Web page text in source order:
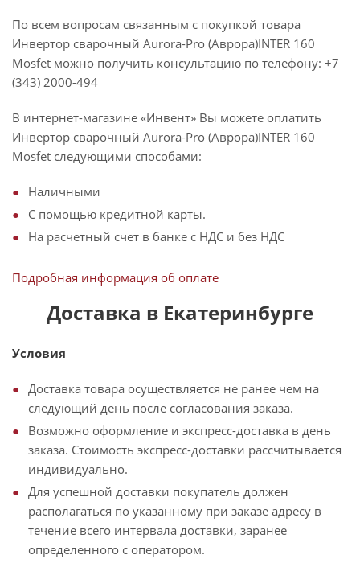
По всем вопросам связанным с покупкой товара
Инвертор сварочный Aurora-Pro (Аврора)INTER 160
Mosfet можно получить консультацию по телефону: +7
(343) 2000-494
В интернет-магазине «Инвент» Вы можете оплатить
Инвертор сварочный Aurora-Pro (Аврора)INTER 160
Mosfet следующими способами:
Наличными
С помощью кредитной карты.
На расчетный счет в банке с НДС и без НДС
Подробная информация об оплате
Доставка в Екатеринбурге
Условия
Доставка товара осуществляется не ранее чем на
следующий день после согласования заказа.
Возможно оформление и экспресс-доставка в день
заказа. Стоимость экспресс-доставки рассчитывается
индивидуально.
Для успешной доставки покупатель должен
располагаться по указанному при заказе адресу в
течение всего интервала доставки, заранее
определенного с оператором.